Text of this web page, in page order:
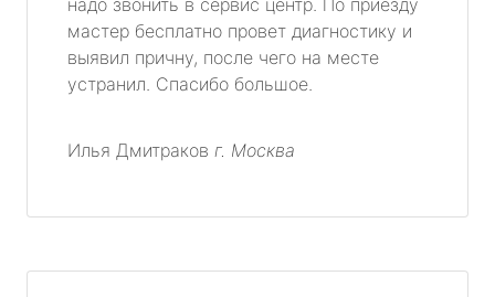
надо звонить в сервис центр. По приезду
мастер бесплатно провет диагностику и
выявил причну, после чего на месте
устранил. Спасибо большое.
Илья Дмитраков г. Москва